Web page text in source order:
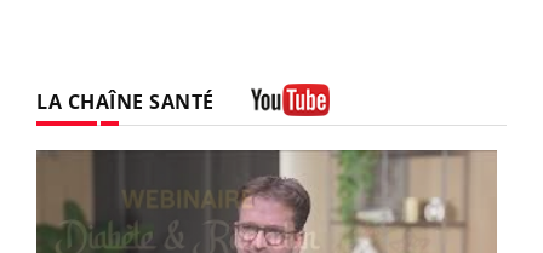
LA CHAÎNE SANTÉ